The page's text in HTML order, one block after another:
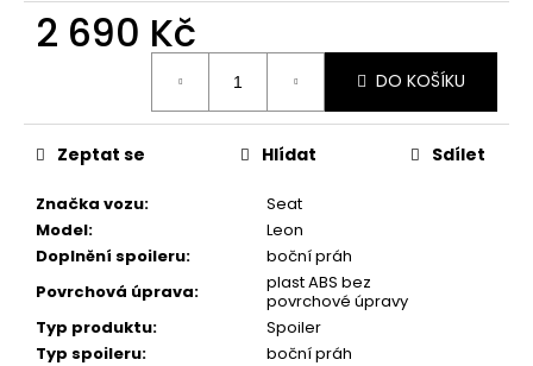
2 690 Kč
DO KOŠÍKU
Značka vozu:
Seat
Model:
Leon
Doplnění spoileru:
boční práh
Povrchová úprava:
plast ABS bez
povrchové úpravy
Typ produktu:
Spoiler
Typ spoileru:
boční práh
Zeptat se Hlídat Sdílet